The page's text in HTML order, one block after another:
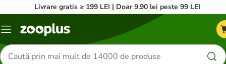
Livrare gratis ≥ 199 LEI | Doar 9.90 lei peste 99 LEI
Categorii
Căutare
produse